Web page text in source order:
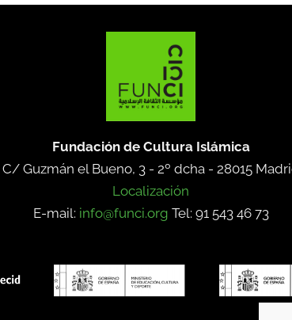
Fundación de Cultura Islámica
C/ Guzmán el Bueno, 3 - 2º dcha - 28015
Localización
E-mail: info@funci.org Tel: 91 543 46 73